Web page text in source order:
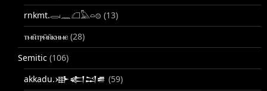
rnkmt.𓂋𓏺𓈖𓆎𓅓𓏏𓊖 (13)
ⲧⲙⲛ̄ⲧⲣⲙ̄ⲛ̄ⲕⲏⲙⲉ (28)
Semitic (106)
akkadu.𒀝𒅗𒁺𒌑 (59)